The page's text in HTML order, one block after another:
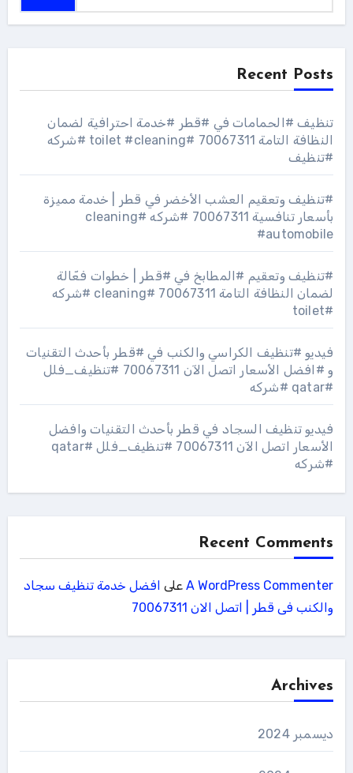
Recent Posts
تنظيف #الحمامات في #قطر #خدمة احترافية لضمان
النظافة التامة 70067311 #toilet #cleaning #شركه
#تنظيف
#تنظيف وتعقيم العشب الأخضر في قطر | خدمة مميزة
بأسعار تنافسية 70067311 #شركه #cleaning
#automobile
#تنظيف وتعقيم #المطابخ في #قطر | خطوات فعّالة
لضمان النظافة التامة 70067311 #cleaning #شركه
#toilet
فيديو #تنظيف الكراسي والكنب في #قطر بأحدث التقنيات
و #افضل الأسعار اتصل الآن 70067311 #تنظيف_فلل
#qatar #شركه
فيديو تنظيف السجاد في قطر بأحدث التقنيات وافضل
الأسعار اتصل الآن 70067311 #تنظيف_فلل #qatar
#شركه
Recent Comments
A WordPress Commenterعلى افضل خدمة تنظيف سجاد
والكنب فى قطر | اتصل الان 70067311
Archives
ديسمبر 2024